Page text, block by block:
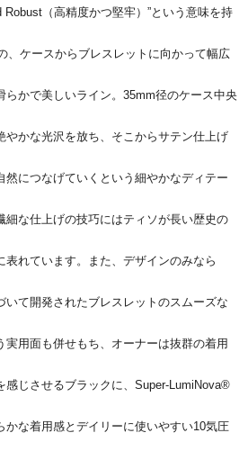
（高精度かつ堅牢）”という意味を持
、ケースからブレスレットに向かって幅広
らかで美しいライン。35mm径のケース中央
やかな光沢を放ち、そこからサテン仕上げ
然につなげていくという細やかなディテー
細な仕上げの技巧にはティソが長い歴史の
表れています。また、デザインのみなら
いて開発されたブレスレットのスムーズな
実用面も併せもち、オーナーは抜群の着用
感じさせるブラックに、Super-LumiNova®
かな着用感とデイリーに使いやすい10気圧